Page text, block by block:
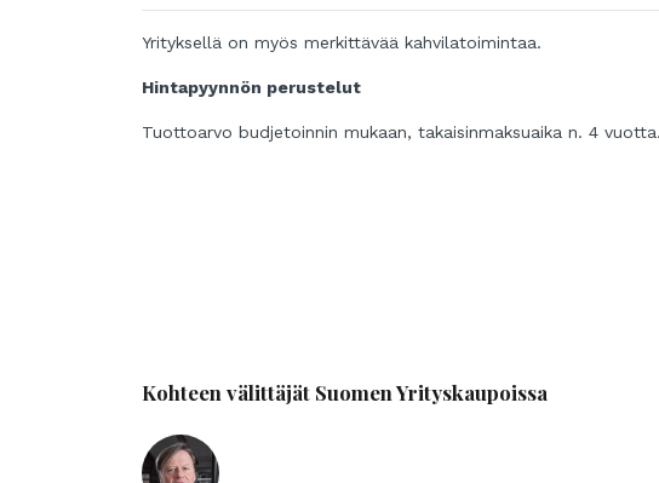
Yrityksellä on myös merkittävää kahvilatoimintaa.
Hintapyynnön perustelut
Tuottoarvo budjetoinnin mukaan, takaisinmaksuaika n. 4 vuotta.
Kohteen välittäjät Suomen Yrityskaupoissa